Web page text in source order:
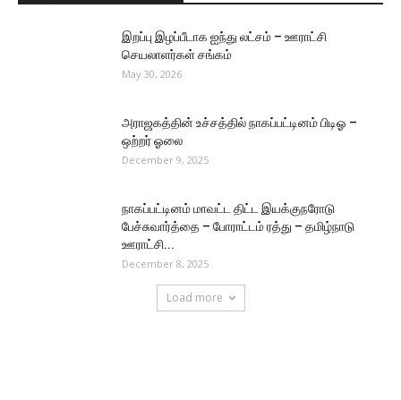
இறப்பு இழப்பீடாக ஐந்து லட்சம் – ஊராட்சி
செயலாளர்கள் சங்கம்
May 30, 2026
அராஜகத்தின் உச்சத்தில் நாகப்பட்டினம் பிடிஓ –
ஒற்றர் ஓலை
December 9, 2025
நாகப்பட்டினம் மாவட்ட திட்ட இயக்குநரோடு
பேச்சுவார்த்தை – போராட்டம் ரத்து – தமிழ்நாடு
ஊராட்சி...
December 8, 2025
Load more